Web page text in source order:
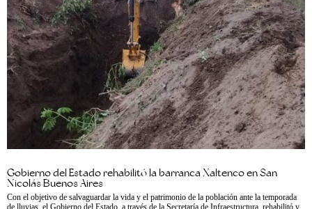
Gobierno del Estado rehabilitó la barranca Xaltenco en San
Nicolás Buenos Aires
Con el objetivo de salvaguardar la vida y el patrimonio de la población ante la temporada